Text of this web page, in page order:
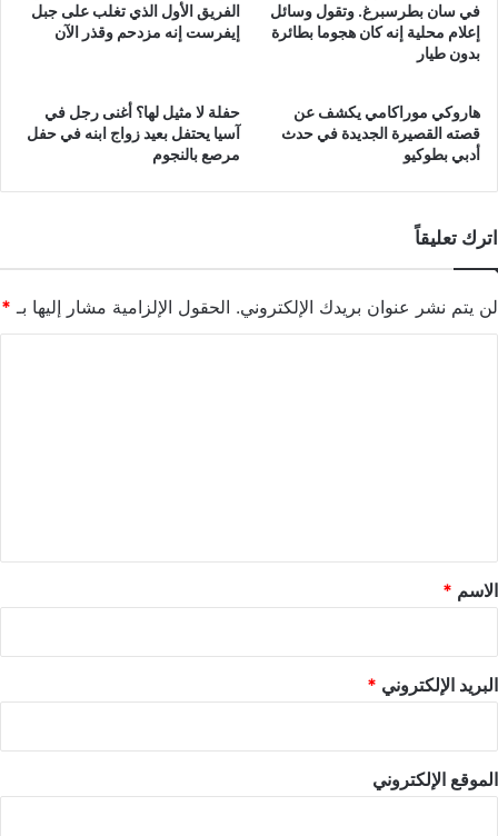
في سان بطرسبرغ. وتقول وسائل
إعلام محلية إنه كان هجوما بطائرة
بدون طيار
الفريق الأول الذي تغلب على جبل
إيفرست إنه مزدحم وقذر الآن
هاروكي موراكامي يكشف عن
قصته القصيرة الجديدة في حدث
أدبي بطوكيو
حفلة لا مثيل لها؟ أغنى رجل في
آسيا يحتفل بعيد زواج ابنه في حفل
مرصع بالنجوم
اترك تعليقاً
لن يتم نشر عنوان بريدك الإلكتروني. الحقول الإلزامية مشار إليها بـ *
*
الاسم *
البريد الإلكتروني *
الموقع الإلكتروني